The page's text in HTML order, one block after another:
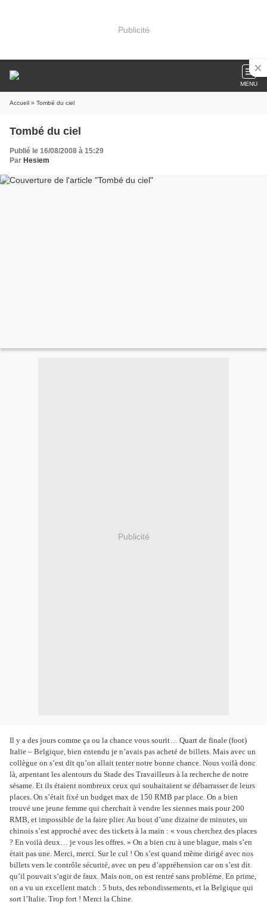
Publicité
MENU
Accueil » Tombé du ciel
Tombé du ciel
Publié le 16/08/2008 à 15:29
Par Hesiem
Publicité
Il y a des jours comme ça ou la chance vous sourit… Quart de finale (foot)
Italie – Belgique, bien entendu je n’avais pas acheté de billets. Mais avec un
collègue on s’est dit qu’on allait tenter notre bonne chance. Nous voilà donc
là, arpentant les alentours du Stade des Travailleurs à la recherche de notre
sésame. Et ils étaient nombreux ceux qui souhaitaient se débarrasser de leurs
places. On s’était fixé un budget max de 150 RMB par place. On a bien
trouvé une jeune femme qui cherchait à vendre les siennes mais pour 200
RMB, et impossible de la faire plier. Au bout d’une dizaine de minutes, un
chinois s’est approché avec des tickets à la main : « vous cherchez des places
? En voilà deux… je vous les offres. » On a bien cru à une blague, mais s’en
était pas une. Merci, merci. Sur le cul ! On s’est quand même dirigé avec nos
billets vers le contrôle sécurité, avec un peu d’appréhension car on s’est dit
qu’il pouvait s’agir de faux. Mais non, on est rentré sans problème. En prime,
on a vu un excellent match : 5 buts, des rebondissements, et la Belgique qui
sort l’Italie. Trop fort ! Merci la Chine.